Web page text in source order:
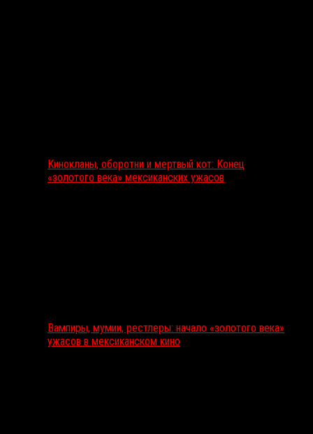
Кинокланы, оборотни и мертвый кот: Конец
«золотого века» мексиканских ужасов
Вампиры, мумии, рестлеры: начало «золотого века»
ужасов в мексиканском кино